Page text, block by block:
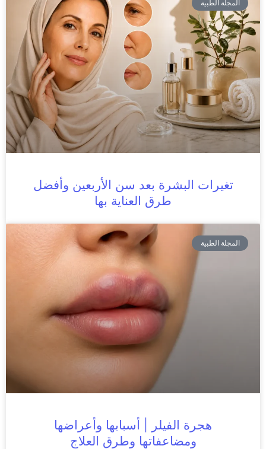
المجلة الطبية
تغيرات البشرة بعد سن الأربعين وأفضل
طرق العناية بها
المجلة الطبية
هجرة الفيلر | أسبابها وأعراضها
ومضاعفاتها وطرق العلاج